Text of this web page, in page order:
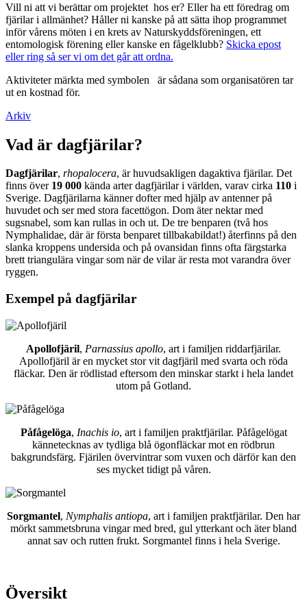
Vill ni att vi berättar om projektet hos er? Eller ha ett föredrag om
fjärilar i allmänhet? Håller ni kanske på att sätta ihop programmet
inför vårens möten i en krets av Naturskyddsföreningen, ett
entomologisk förening eller kanske en fågelklubb? Skicka epost
eller ring så ser vi om det går att ordna.
Aktiviteter märkta med symbolen
är sådana som organisatören tar
ut en kostnad för.
Arkiv
Vad är dagfjärilar?
Dagfjärilar, rhopalocera, är huvudsakligen dagaktiva fjärilar. Det
finns över 19 000 kända arter dagfjärilar i världen, varav cirka 110 i
Sverige. Dagfjärilarna känner dofter med hjälp av antenner på
huvudet och ser med stora facettögon. Dom äter nektar med
sugsnabel, som kan rullas in och ut. De tre benparen (två hos
Nymphalidae, där är första benparet tillbakabildat!) återfinns på den
slanka kroppens undersida och på ovansidan finns ofta färgstarka
brett triangulära vingar som när de vilar är resta mot varandra över
ryggen.
Exempel på dagfjärilar
Apollofjäril, Parnassius apollo, art i familjen riddarfjärilar.
Apollofjäril är en mycket stor vit dagfjäril med svarta och röda
fläckar. Den är rödlistad eftersom den minskar starkt i hela landet
utom på Gotland.
Påfågelöga, Inachis io, art i familjen praktfjärilar. Påfågelögat
kännetecknas av tydliga blå ögonfläckar mot en rödbrun
bakgrundsfärg. Fjärilen övervintrar som vuxen och därför kan den
ses mycket tidigt på våren.
Sorgmantel, Nymphalis antiopa, art i familjen praktfjärilar. Den har
mörkt sammetsbruna vingar med bred, gul ytterkant och äter bland
annat sav och rutten frukt. Sorgmantel finns i hela Sverige.
Översikt